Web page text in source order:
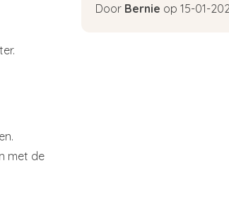
met de
Door Bernie op 15-01-